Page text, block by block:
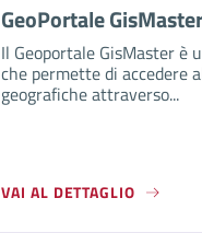
GeoPortale GisMaster
Il Geoportale GisMaster è
che permette di accedere
geografiche attraverso...
VAI AL DETTAGLIO